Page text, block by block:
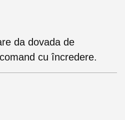
da dovada de
cu încredere.